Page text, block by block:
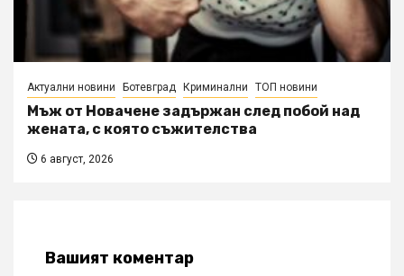
Актуални новини Ботевград Криминални ТОП новини
Мъж от Новачене задържан след побой над
жената, с която съжителства
6 август, 2026
Вашият коментар